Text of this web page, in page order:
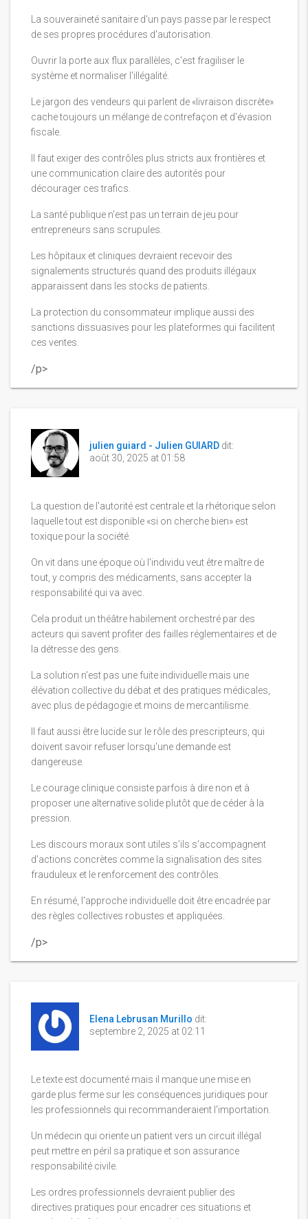
La souveraineté sanitaire d'un pays passe par le respect
de ses propres procédures d'autorisation.
Ouvrir la porte aux flux parallèles, c'est fragiliser le
système et normaliser l'illégalité.
Le jargon des vendeurs qui parlent de «livraison discrète»
cache toujours un mélange de contrefaçon et d'évasion
fiscale.
Il faut exiger des contrôles plus stricts aux frontières et
une communication claire des autorités pour
décourager ces trafics.
La santé publique n'est pas un terrain de jeu pour
entrepreneurs sans scrupules.
Les hôpitaux et cliniques devraient recevoir des
signalements structurés quand des produits illégaux
apparaissent dans les stocks de patients.
La protection du consommateur implique aussi des
sanctions dissuasives pour les plateformes qui facilitent
ces ventes.
/p>
julien guiard - Julien GUIARD dit:
août 30, 2025 at 01:58
La question de l'autorité est centrale et la rhétorique selon
laquelle tout est disponible «si on cherche bien» est
toxique pour la société.
On vit dans une époque où l'individu veut être maître de
tout, y compris des médicaments, sans accepter la
responsabilité qui va avec.
Cela produit un théâtre habilement orchestré par des
acteurs qui savent profiter des failles réglementaires et de
la détresse des gens.
La solution n'est pas une fuite individuelle mais une
élévation collective du débat et des pratiques médicales,
avec plus de pédagogie et moins de mercantilisme.
Il faut aussi être lucide sur le rôle des prescripteurs, qui
doivent savoir refuser lorsqu'une demande est
dangereuse.
Le courage clinique consiste parfois à dire non et à
proposer une alternative solide plutôt que de céder à la
pression.
Les discours moraux sont utiles s'ils s'accompagnent
d'actions concrètes comme la signalisation des sites
frauduleux et le renforcement des contrôles.
En résumé, l'approche individuelle doit être encadrée par
des règles collectives robustes et appliquées.
/p>
Elena Lebrusan Murillo dit:
septembre 2, 2025 at 02:11
Le texte est documenté mais il manque une mise en
garde plus ferme sur les conséquences juridiques pour
les professionnels qui recommanderaient l'importation.
Un médecin qui oriente un patient vers un circuit illégal
peut mettre en péril sa pratique et son assurance
responsabilité civile.
Les ordres professionnels devraient publier des
directives pratiques pour encadrer ces situations et